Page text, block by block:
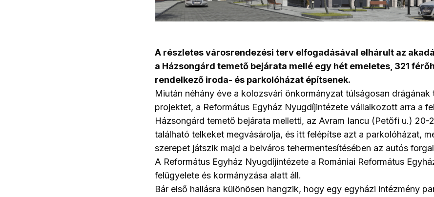
A részletes városrendezési terv elfogadásával elhárult az
a Házsongárd temető bejárata mellé egy hét emeletes, 321
rendelkező iroda- és parkolóházat építsenek.
Miután néhány éve a kolozsvári önkormányzat túlságosan drágának
projektet, a Református Egyház Nyugdíjintézete vállalkozott arra a
Házsongárd temető bejárata melletti, az Avram Iancu (Petőfi u.) 20-
található telkeket megvásárolja, és itt felépítse azt a parkolóházat,
szerepet játszik majd a belváros tehermentesítésében az autós
A Református Egyház Nyugdíjintézete a Romániai Református
felügyelete és kormányzása alatt áll.
Bár első hallásra különösen hangzik, hogy egy egyházi intézmény